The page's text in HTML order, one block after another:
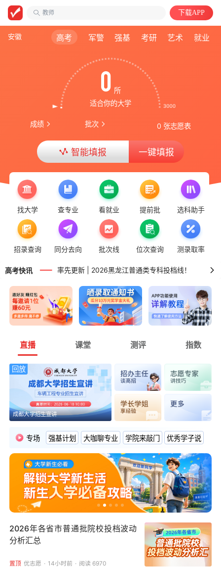
教师
中国语言文学类
下载APP
安徽 高考 军警 强基 考研 艺术 就业
0 所
适合你的大学
成绩 批次 0 张志愿表
智能填报 一键填报
找大学 查专业 看就业 提前批 选科助手
招录查询 同分去向 批次线 位次查询 测录取率
高考快讯
率先更新 | 2026广东普通类专科投档线！
高考版关闭 | 非高三用户可正常进行智能填报！
高考版关闭 | 非高三用户可正常进行智能填报！
率先更新 | 2026海南高职专科提前批普通类、体育类投档线！
直播 课堂 测评 指数
回放
成都大学招生宣讲
专场 强基计划 大咖聊专业 学院来敲门 优秀学子说
2026年各省市普通批院校投档波动
分析汇总
置顶 优志愿 14小时前 阅读 6970